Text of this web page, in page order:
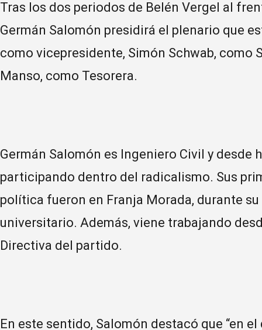
Tras los dos periodos de Belén Vergel al
Germán Salomón presidirá el plenario que
como vicepresidente, Simón Schwab, como
Manso, como Tesorera.
Germán Salomón es Ingeniero Civil y desde
participando dentro del radicalismo. Sus
política fueron en Franja Morada, durante
universitario. Además, viene trabajando
Directiva del partido.
En este sentido, Salomón destacó que “en